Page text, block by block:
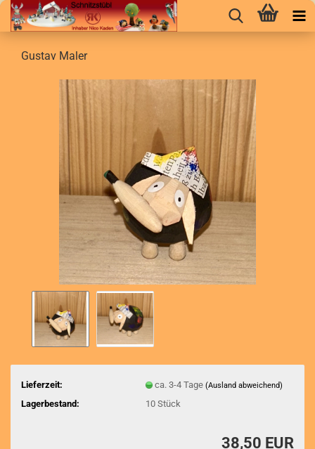
Gustav Maler
Lieferzeit: ca. 3-4 Tage (Ausland abweichend)
Lagerbestand: 10 Stück
38,50 EUR